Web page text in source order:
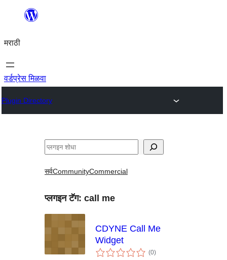
सामुग्रीवर
मराठी
वर्डप्रेस मिळवा
Plugin Directory
शोधा
सर्वCommunityCommercial
प्लगइन टॅग: call me
CDYNE Call Me
Widget
(0एकूण
मूल्यांकन
)